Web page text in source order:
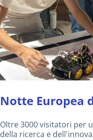
Notte Europea
Oltre 3000 visitatori per
della ricerca e